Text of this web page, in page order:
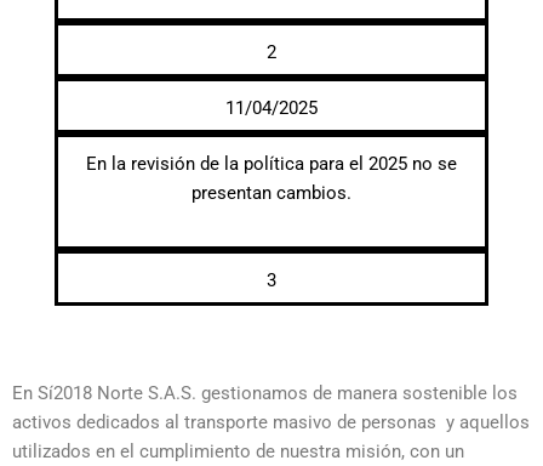
2
11/04/2025
En la revisión de la política para el 2025 no se
presentan cambios.
3
En Sí2018 Norte S.A.S. gestionamos de manera sostenible los
activos dedicados al transporte masivo de personas y aquellos
utilizados en el cumplimiento de nuestra misión, con un